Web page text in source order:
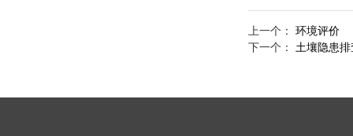
上一个： 环境评价
下一个： 土壤隐患排